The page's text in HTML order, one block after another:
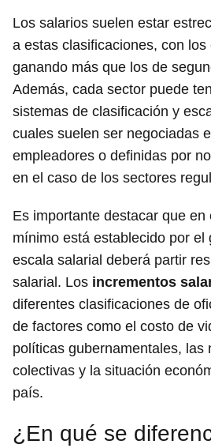
Los salarios suelen estar
a estas clasificaciones, con
ganando más que los de
Además, cada sector puede
sistemas de clasificación y
cuales suelen ser negociadas
empleadores o definidas por
en el caso de los sectores
Es importante destacar que en
mínimo está establecido por el
escala salarial deberá partir
salarial. Los incrementos
diferentes clasificaciones de
de factores como el costo de
políticas gubernamentales, las
colectivas y la situación
país.
¿En qué se